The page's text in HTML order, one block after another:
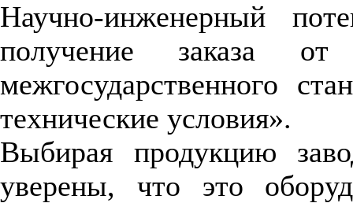
Научно-инженерный
получение заказа
межгосударственного
технические условия».
Выбирая продукцию
уверены, что это